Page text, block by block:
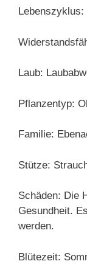
Laub:
Pflanzentyp:
Familie:
Stütze:
Schäden: Die
Gesundheit.
werden.
Blütezeit: